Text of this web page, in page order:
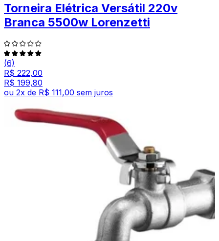
Torneira Elétrica Versátil 220v
Branca 5500w Lorenzetti
(6)
R$ 222,00
R$ 199,80
ou 2x de R$ 111,00 sem juros